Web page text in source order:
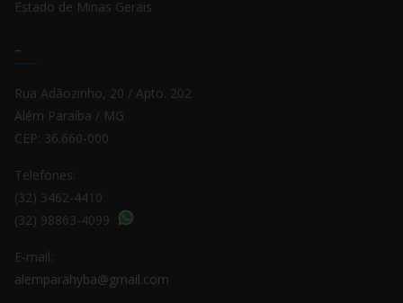
Estado de Minas Gerais
–
Rua Adãozinho, 20 / Apto. 202
Além Paraíba / MG
CEP: 36.660-000
Telefones:
(32) 3462-4410
(32) 98863-4099
E-mail:
alemparahyba@gmail.com